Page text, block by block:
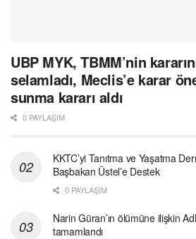
UBP MYK, TBMM’nin
selamladı, Meclis’e karar
sunma kararı aldı
0 PAYLAŞIM
KKTC’yi Tanıtma ve Yaşatma
Başbakan Üstel’e Destek
0 PAYLAŞIM
Narin Güran’ın ölümüne ilişkin
tamamlandı